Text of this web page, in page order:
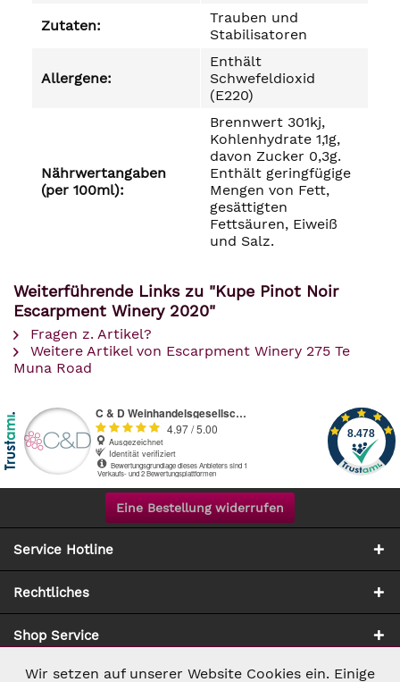
Zutaten:
Trauben und
Stabilisatoren
Allergene:
Enthält
Schwefeldioxid
(E220)
Nährwertangaben
(per 100ml):
Brennwert 301kj,
Kohlenhydrate 1,1g,
davon Zucker 0,3g.
Enthält geringfügige
Mengen von Fett,
gesättigten
Fettsäuren, Eiweiß
und Salz.
Weiterführende Links zu "Kupe Pinot Noir
Escarpment Winery 2020"
Fragen z. Artikel?
Weitere Artikel von Escarpment Winery 275 Te
Muna Road
Eine Bestellung widerrufen
Service Hotline
Rechtliches
Shop Service
Zahlung & Versand
Notwendig Aktiv
Wir setzen auf unserer Website Cookies ein. Einige